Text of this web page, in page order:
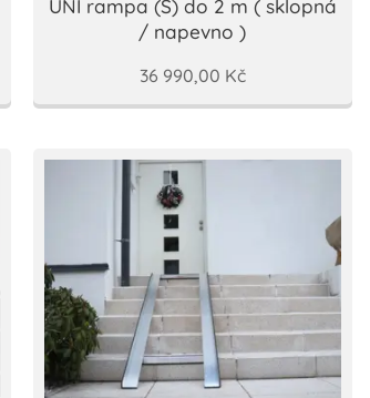
UNI rampa (S) do 2 m ( sklopná
/ napevno )
36 990,00 Kč